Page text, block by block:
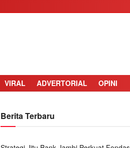
VIRAL ADVERTORIAL OPINI
Berita Terbaru